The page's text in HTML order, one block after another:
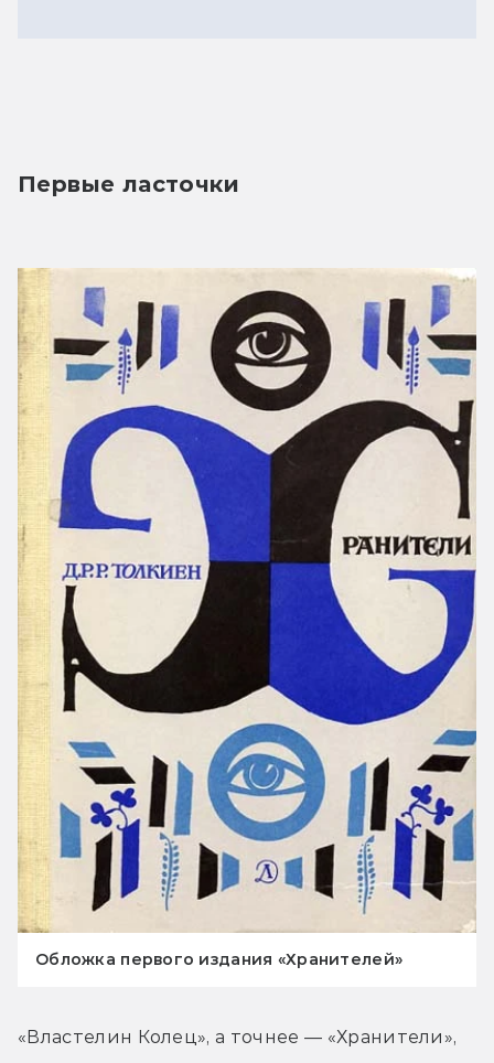
Первые ласточки
Обложка первого издания «Хранителей»
«Властелин Колец», а точнее — «Хранители»,